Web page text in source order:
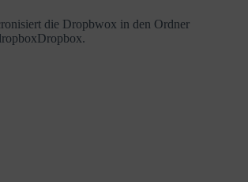
die Dropbwox in den Ordner